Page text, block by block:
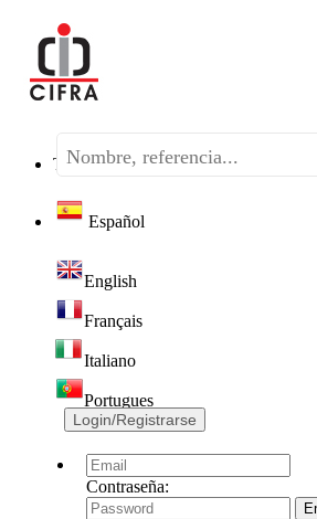
Teléfono:(+34) 968 320 046
Español
English
Français
Italiano
Portugues
Login/Registrarse
Contraseña: